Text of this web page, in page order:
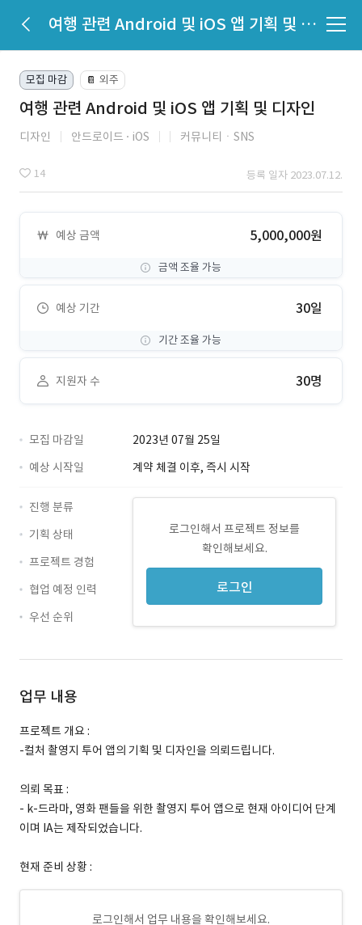
여행 관련 Android 및 iOS 앱 기획 및 디자인
모집 마감 📔 외주
여행 관련 Android 및 iOS 앱 기획 및 디자인
디자인 안드로이드 iOS 커뮤니티ㆍSNS
14 등록 일자 2023.07.12.
예상 금액 5,000,000원
금액 조율 가능
예상 기간 30일
기간 조율 가능
지원자 수 30명
모집 마감일
2023년 07월 25일
예상 시작일
계약 체결 이후, 즉시 시작
로그인해서 프로젝트 정보를
확인해보세요.
로그인
진행 분류
기획 상태
프로젝트 경험
협업 예정 인력
우선 순위
업무 내용
프로젝트 개요 :
-컬처 촬영지 투어 앱의 기획 및 디자인을 의뢰드립니다.
의뢰 목표 :
- k-드라마, 영화 팬들을 위한 촬영지 투어 앱으로 현재 아이디어 단계
이며 IA는 제작되었습니다.
현재 준비 상황 :
로그인해서 업무 내용을 확인해보세요.